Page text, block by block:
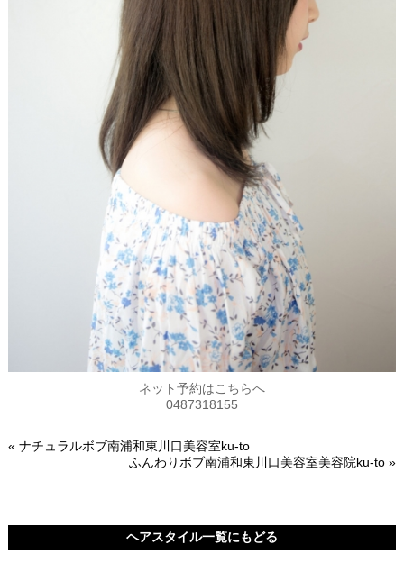
ネット予約はこちらへ
0487318155
« ナチュラルボブ南浦和東川口美容室ku-to
ふんわりボブ南浦和東川口美容室美容院ku-to »
ヘアスタイル一覧にもどる